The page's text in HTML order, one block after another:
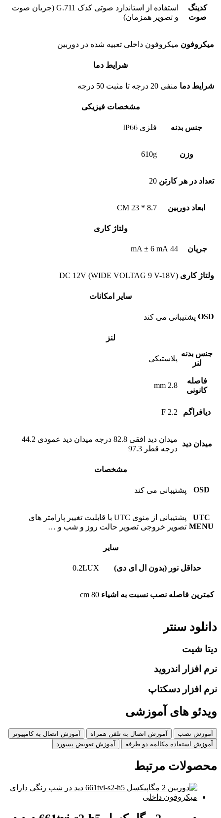
کدینگ
صوت
استفاده از استاندارد صوتی کدک G.711 (جریان صوت
و تصویر همزمان)
میکروفون میکروفون داخلی تعبیه شده در دوربین
شرایط دما
شرایط دما منفی 20 درجه تا مثبت 50 درجه
مشخصات فیزیکی
جنس بدنه فلزی IP66
وزن 610g
تعداد در هر کارتن 20
ابعاد دوربین 8.7 * 23 CM
ولتاژ کاری
جریان 44 mA ± 6 mA
ولتاژ کاری DC 12V (WIDE VOLTAG 9 V-18V)
سایر امکانات
OSD پشتیبانی می کند
لنز
جنس بدنه
لنز
پلاستیکی
فاصله
کانونی
2.8 mm
دیافراگم F 2.2
میدان دید
میدان دید افقی 82.8 درجه میدان دید عمودی 44.2
درجه قطر 97.3
مشخصات
OSD پشتیبانی می کند
UTC
MENU
پشتیبانی از منوی UTC با قابلیت تغییر پارامتر های
تصویر خروجی تصویر حالت روز و شب و …
سایر
حداقل نور (بدون ال ای دی) 0.2LUX
کمترین فاصله نصب نسبت به اشیاء 80 cm
دانلود سنتر
دیتا شیت
نرم افزار اندروید
نرم افزار دسکتاپ
ویدئو های آموزشی
آموزش نصب آموزش اتصال به تلفن همراه
آموزش اتصال به کامپیوتر
آموزش استفاده مکالمه دو طرفه
آموزش تعویض پسورد
محصولات مرتبط